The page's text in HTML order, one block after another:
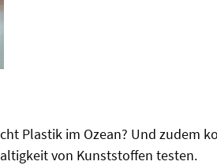
Plastik im Ozean? Und zudem
von Kunststoffen testen.